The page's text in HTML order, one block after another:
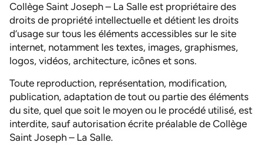
Collège Saint Joseph – La Salle est propriétaire des
droits de propriété intellectuelle et détient les droits
d’usage sur tous les éléments accessibles sur le site
internet, notamment les textes, images, graphismes,
logos, vidéos, architecture, icônes et sons.
Toute reproduction, représentation, modification,
publication, adaptation de tout ou partie des éléments
du site, quel que soit le moyen ou le procédé utilisé, est
interdite, sauf autorisation écrite préalable de Collège
Saint Joseph – La Salle.